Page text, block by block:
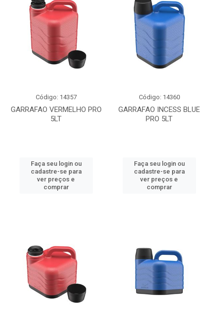
GARRAFAO VERMELHO PRO
5LT
Código: 14357
Faça seu login ou
cadastre-se para
ver preços e
comprar
GARRAFAO INCESS BLUE
PRO 5LT
Código: 14360
Faça seu login ou
cadastre-se para
ver preços e
comprar